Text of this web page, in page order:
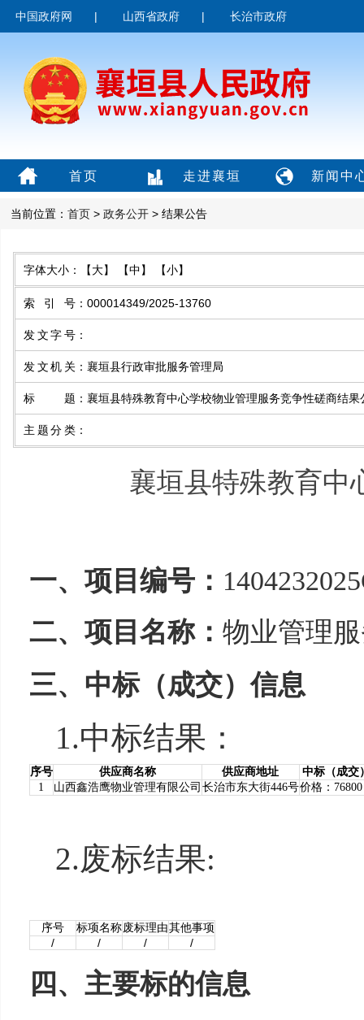
中国政府网 | 山西省政府 | 长治市政府
首页 走进襄垣 新闻中
当前位置： 首页 > 政务公开 > 结果公告
字体大小： 【大】 【中】 【小】
索引号 ： 000014349/2025-13760
发文字号 ：
发文机关 ： 襄垣县行政审批服务管理局
标题 ： 襄垣县特殊教育中心学校物业管理服务竞争性磋商结果
主题分类 ：
襄垣县特殊教育中
一、项目编号：
二、项目名称： 物业管理
三、中标（成交）信息
1.中标结果：
序号 供应商名称 供应商地址 中标（成交
1 山西鑫浩鹰物业管理有限公司 长治市东大街446号价格：
2.废标结果:
序号 标项名称废标理由其他事项
/
/ / /
四、主要标的信息